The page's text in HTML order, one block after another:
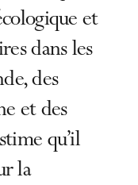
et
dans les
des
et des
qu’il
la